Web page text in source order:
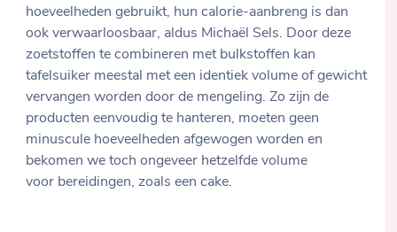
hoeveelheden gebruikt, hun calorie-aanbreng is dan
ook verwaarloosbaar, aldus Michaël Sels. Door deze
zoetstoffen te combineren met bulkstoffen kan
tafelsuiker meestal met een identiek volume of gewicht
vervangen worden door de mengeling. Zo zijn de
producten eenvoudig te hanteren, moeten geen
minuscule hoeveelheden afgewogen worden en
bekomen we toch ongeveer hetzelfde volume
voor bereidingen, zoals een cake.